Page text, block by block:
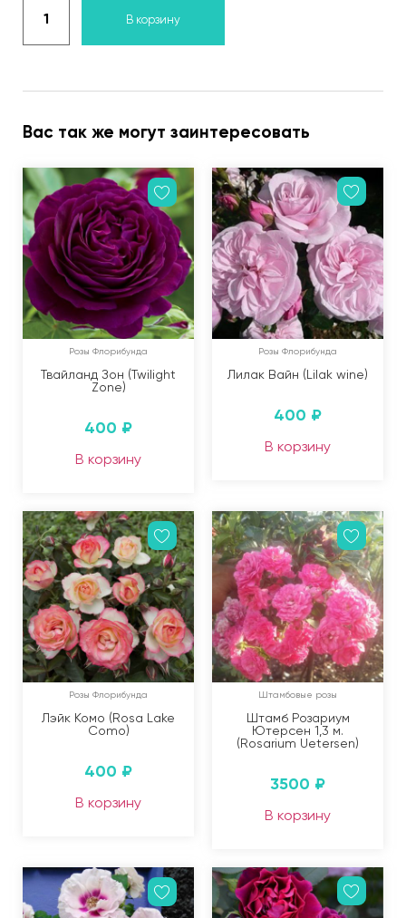
В корзину
Вас так же могут заинтересовать
Розы Флорибунда
Твайланд Зон (Twilight
Zone)
400 ₽
В корзину
Розы Флорибунда
Лилак Вайн (Lilak wine)
400 ₽
В корзину
Розы Флорибунда
Лэйк Комо (Rosa Lake
Como)
400 ₽
В корзину
Штамбовые розы
Штамб Розариум
Ютерсен 1,3 м.
(Rosarium Uetersen)
3500 ₽
В корзину